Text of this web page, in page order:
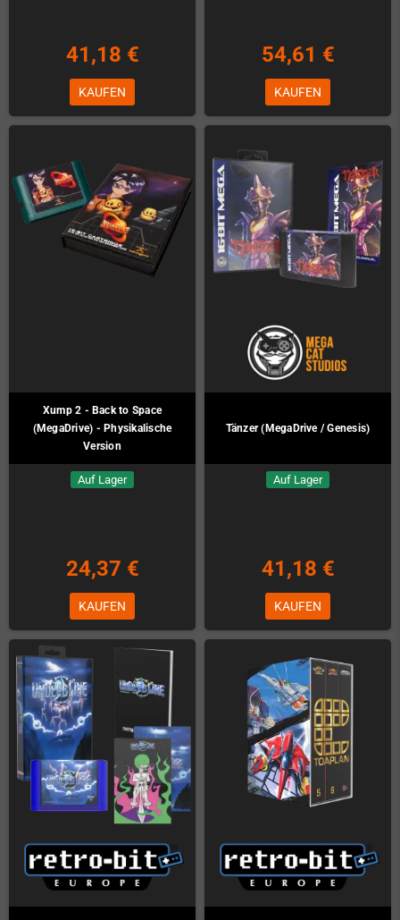
41,18 €
KAUFEN
54,61 €
KAUFEN
Xump 2 - Back to Space
(MegaDrive) - Physikalische
Version
Auf Lager
24,37 €
KAUFEN
Tänzer (MegaDrive / Genesis)
Auf Lager
41,18 €
KAUFEN